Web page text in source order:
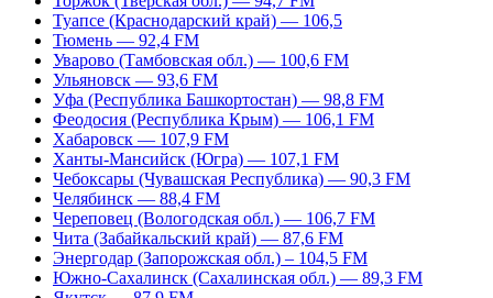
Туапсе (Краснодарский край) — 106,5
Тюмень — 92,4 FM
Уварово (Тамбовская обл.) — 100,6 FM
Ульяновск — 93,6 FM
Уфа (Республика Башкортостан) — 98,8 FM
Феодосия (Республика Крым) — 106,1 FM
Хабаровск — 107,9 FM
Ханты-Мансийск (Югра) — 107,1 FM
Чебоксары (Чувашская Республика) — 90,3 FM
Челябинск — 88,4 FM
Череповец (Вологодская обл.) — 106,7 FM
Чита (Забайкальский край) — 87,6 FM
Энергодар (Запорожская обл.) – 104,5 FM
Южно-Сахалинск (Сахалинская обл.) — 89,3 FM